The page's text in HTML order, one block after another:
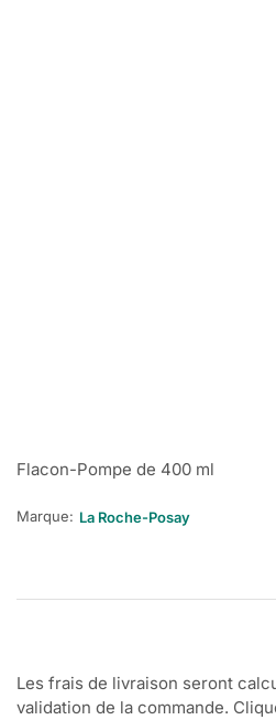
Flacon-Pompe de 400 ml
Marque: La Roche-Posay
Les frais de livraison seront
validation de la commande.